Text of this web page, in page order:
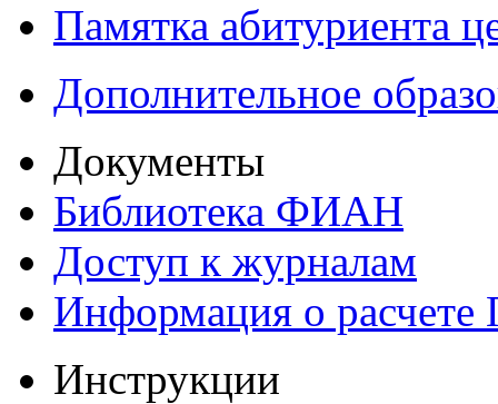
Памятка абитуриента
Дополнительное
Документы
Библиотека ФИАН
Доступ к журналам
Информация о
Инструкции